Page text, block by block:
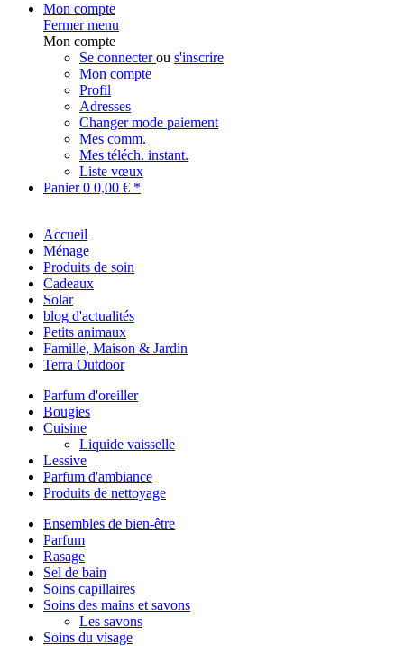
Mon compte
Fermer menu
Mon compte
Se connecterou s'inscrire
Mon compte
Profil
Adresses
Changer mode paiement
Mes comm.
Mes téléch. instant.
Liste vœux
Panier0 0,00 € *
Accueil
Ménage
Produits de soin
Cadeaux
Solar
blog d'actualités
Petits animaux
Famille, Maison & Jardin
Terra Outdoor
Parfum d'oreiller
Bougies
Cuisine
Liquide vaisselle
Lessive
Parfum d'ambiance
Produits de nettoyage
Ensembles de bien-être
Parfum
Rasage
Sel de bain
Soins capillaires
Soins des mains et savons
Les savons
Soins du visage